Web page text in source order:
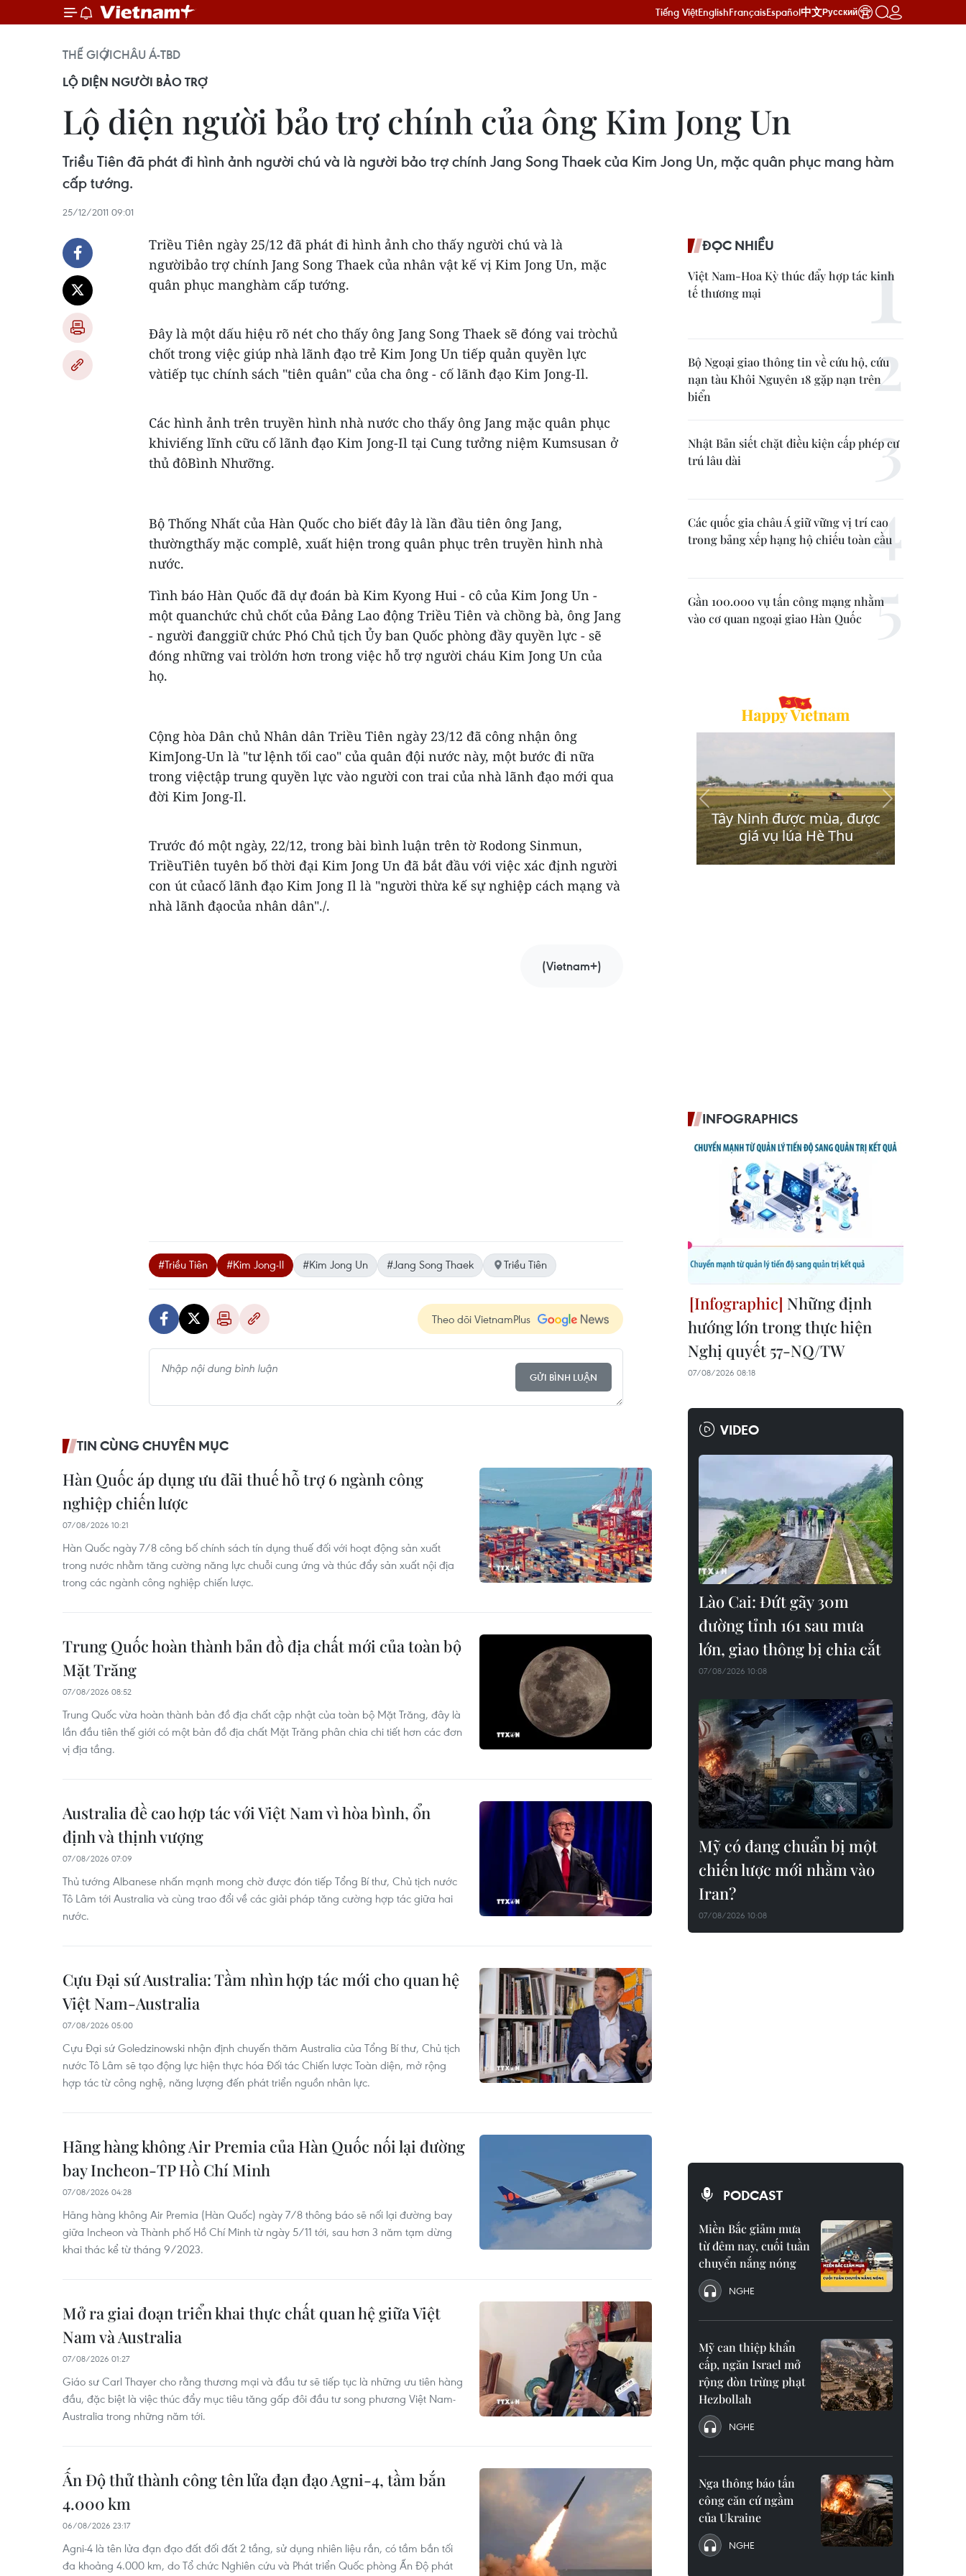
Tiếng ViệtEnglishFrançaisEspañol中文Русский
THẾ GIỚICHÂU Á-TBD
LỘ DIỆN NGƯỜI BẢO TRỢ
Lộ diện người bảo trợ chính của ông Kim Jong Un
Triều Tiên đã phát đi hình ảnh người chú và là người bảo trợ chính Jang Song Thaek của Kim Jong Un, mặc quân phục mang hàm
cấp tướng.
25/12/2011 09:01
Triều Tiên ngày 25/12 đã phát đi hình ảnh cho thấy người chú và là
ngườibảo trợ chính Jang Song Thaek của nhân vật kế vị Kim Jong Un, mặc
quân phục manghàm cấp tướng.
Đây là một dấu hiệu rõ nét cho thấy ông Jang Song Thaek sẽ đóng vai tròchủ
chốt trong việc giúp nhà lãnh đạo trẻ Kim Jong Un tiếp quản quyền lực
vàtiếp tục chính sách "tiên quân" của cha ông - cố lãnh đạo Kim Jong-Il.
Các hình ảnh trên truyền hình nhà nước cho thấy ông Jang mặc quân phục
khiviếng lĩnh cữu cố lãnh đạo Kim Jong-Il tại Cung tưởng niệm Kumsusan ở
thủ đôBình Nhưỡng.
Bộ Thống Nhất của Hàn Quốc cho biết đây là lần đầu tiên ông Jang,
thườngthấy mặc complê, xuất hiện trong quân phục trên truyền hình nhà
nước.
Tình báo Hàn Quốc đã dự đoán bà Kim Kyong Hui - cô của Kim Jong Un -
một quanchức chủ chốt của Đảng Lao động Triều Tiên và chồng bà, ông Jang
- người đanggiữ chức Phó Chủ tịch Ủy ban Quốc phòng đầy quyền lực - sẽ
đóng những vai tròlớn hơn trong việc hỗ trợ người cháu Kim Jong Un của
họ.
Cộng hòa Dân chủ Nhân dân Triều Tiên ngày 23/12 đã công nhận ông
KimJong-Un là "tư lệnh tối cao" của quân đội nước này, một bước đi nữa
trong việctập trung quyền lực vào người con trai của nhà lãnh đạo mới qua
đời Kim Jong-Il.
Trước đó một ngày, 22/12, trong bài bình luận trên tờ Rodong Sinmun,
TriềuTiên tuyên bố thời đại Kim Jong Un đã bắt đầu với việc xác định người
con út củacố lãnh đạo Kim Jong Il là "người thừa kế sự nghiệp cách mạng và
nhà lãnh đạocủa nhân dân"./.
(Vietnam+)
#Triều Tiên #Kim Jong-Il #Kim Jong Un #Jang Song Thaek Triều Tiên
Theo dõi VietnamPlus
GỬI BÌNH LUẬN
TIN CÙNG CHUYÊN MỤC
Hàn Quốc áp dụng ưu đãi thuế hỗ trợ 6 ngành công
nghiệp chiến lược
07/08/2026 10:21
Hàn Quốc ngày 7/8 công bố chính sách tín dụng thuế đối với hoạt động sản xuất
trong nước nhằm tăng cường năng lực chuỗi cung ứng và thúc đẩy sản xuất nội địa
trong các ngành công nghiệp chiến lược.
Trung Quốc hoàn thành bản đồ địa chất mới của toàn bộ
Mặt Trăng
07/08/2026 08:52
Trung Quốc vừa hoàn thành bản đồ địa chất cập nhật của toàn bộ Mặt Trăng, đây là
lần đầu tiên thế giới có một bản đồ địa chất Mặt Trăng phân chia chi tiết hơn các đơn
vị địa tầng.
Australia đề cao hợp tác với Việt Nam vì hòa bình, ổn
định và thịnh vượng
07/08/2026 07:09
Thủ tướng Albanese nhấn mạnh mong chờ được đón tiếp Tổng Bí thư, Chủ tịch nước
Tô Lâm tới Australia và cùng trao đổi về các giải pháp tăng cường hợp tác giữa hai
nước.
Cựu Đại sứ Australia: Tầm nhìn hợp tác mới cho quan hệ
Việt Nam-Australia
07/08/2026 05:00
Cựu Đại sứ Goledzinowski nhận định chuyến thăm Australia của Tổng Bí thư, Chủ tịch
nước Tô Lâm sẽ tạo động lực hiện thực hóa Đối tác Chiến lược Toàn diện, mở rộng
hợp tác từ công nghệ, năng lượng đến phát triển nguồn nhân lực.
Hãng hàng không Air Premia của Hàn Quốc nối lại đường
bay Incheon-TP Hồ Chí Minh
07/08/2026 04:28
Hãng hàng không Air Premia (Hàn Quốc) ngày 7/8 thông báo sẽ nối lại đường bay
giữa Incheon và Thành phố Hồ Chí Minh từ ngày 5/11 tới, sau hơn 3 năm tạm dừng
khai thác kể từ tháng 9/2023.
Mở ra giai đoạn triển khai thực chất quan hệ giữa Việt
Nam và Australia
07/08/2026 01:27
Giáo sư Carl Thayer cho rằng thương mại và đầu tư sẽ tiếp tục là những ưu tiên hàng
đầu, đặc biệt là việc thúc đẩy mục tiêu tăng gấp đôi đầu tư song phương Việt Nam-
Australia trong những năm tới.
Ấn Độ thử thành công tên lửa đạn đạo Agni-4, tầm bắn
4.000 km
06/08/2026 23:17
Agni-4 là tên lửa đạn đạo đất đối đất 2 tầng, sử dụng nhiên liệu rắn, có tầm bắn tối
đa khoảng 4.000 km, do Tổ chức Nghiên cứu và Phát triển Quốc phòng Ấn Độ phát
ĐỌC NHIỀU
Việt Nam-Hoa Kỳ thúc đẩy hợp tác kinh
tế thương mại
Bộ Ngoại giao thông tin về cứu hộ, cứu
nạn tàu Khôi Nguyên 18 gặp nạn trên
biển
Nhật Bản siết chặt điều kiện cấp phép cư
trú lâu dài
Các quốc gia châu Á giữ vững vị trí cao
trong bảng xếp hạng hộ chiếu toàn cầu
Gần 100.000 vụ tấn công mạng nhằm
vào cơ quan ngoại giao Hàn Quốc
INFOGRAPHICS
Những định
hướng lớn trong thực hiện
Nghị quyết 57-NQ/TW
07/08/2026 08:18
VIDEO
Lào Cai: Đứt gãy 30m
đường tỉnh 161 sau mưa
lớn, giao thông bị chia cắt
07/08/2026 10:08
Mỹ có đang chuẩn bị một
chiến lược mới nhằm vào
Iran?
07/08/2026 10:08
PODCAST
Miền Bắc giảm mưa
từ đêm nay, cuối tuần
chuyển nắng nóng
NGHE
Mỹ can thiệp khẩn
cấp, ngăn Israel mở
rộng đòn trừng phạt
Hezbollah
NGHE
Nga thông báo tấn
công căn cứ ngầm
của Ukraine
NGHE